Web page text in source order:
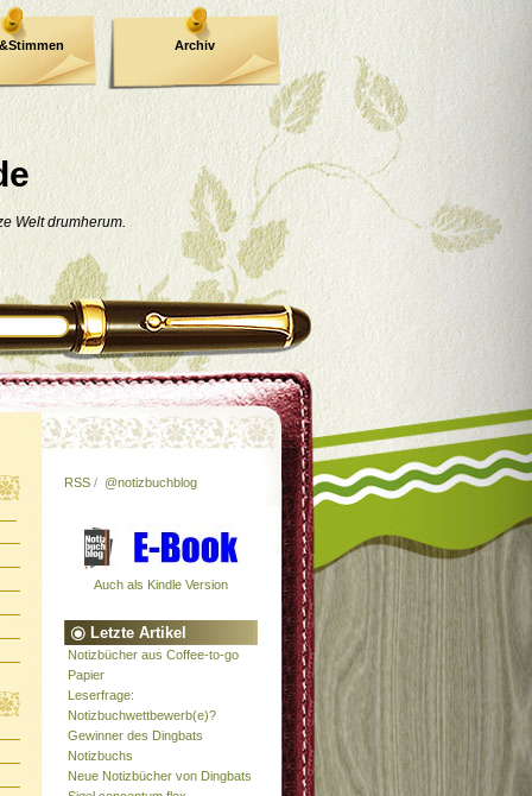
Welt drumherum.
Archiv
RSS / @notizbuchblog
Auch als Kindle Version
Letzte Artikel
Notizbücher aus Coffee-to-go
Papier
Leserfrage:
Notizbuchwettbewerb(e)?
Gewinner des Dingbats
Notizbuchs
Neue Notizbücher von Dingbats